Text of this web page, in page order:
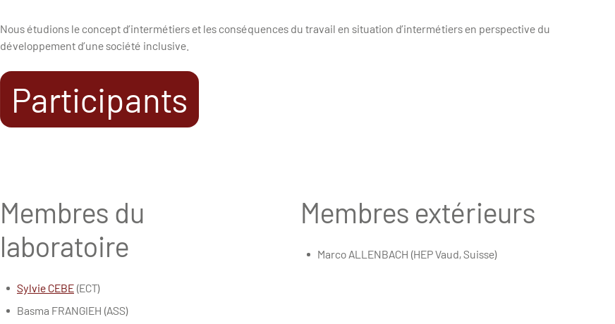
Nous étudions le concept d’intermétiers et les conséquences du travail en situation d’intermétiers en perspective du
développement d’une société inclusive.
Participants
Membres du
laboratoire
Sylvie CEBE(ECT)
Basma FRANGIEH (ASS)
Membres extérieurs
Marco ALLENBACH (HEP Vaud, Suisse)